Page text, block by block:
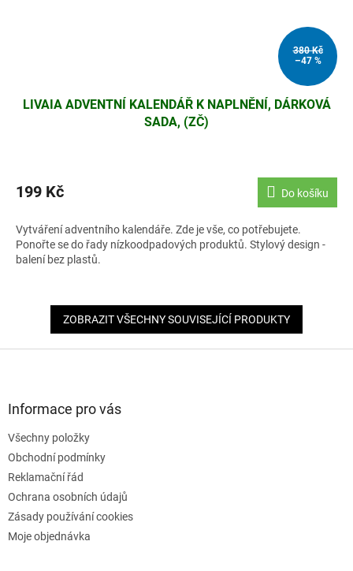
380 Kč
–47 %
LIVAIA ADVENTNÍ KALENDÁŘ K NAPLNĚNÍ, DÁRKOVÁ
SADA, (ZČ)
199 Kč Do košíku
Vytváření adventního kalendáře. Zde je vše, co potřebujete.
Ponořte se do řady nízkoodpadových produktů. Stylový design -
balení bez plastů.
ZOBRAZIT VŠECHNY SOUVISEJÍCÍ PRODUKTY
Informace pro vás
Všechny položky
Obchodní podmínky
Reklamační řád
Ochrana osobních údajů
Zásady používání cookies
Moje objednávka